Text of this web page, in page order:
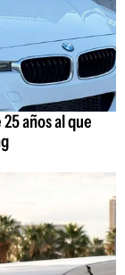
años al que